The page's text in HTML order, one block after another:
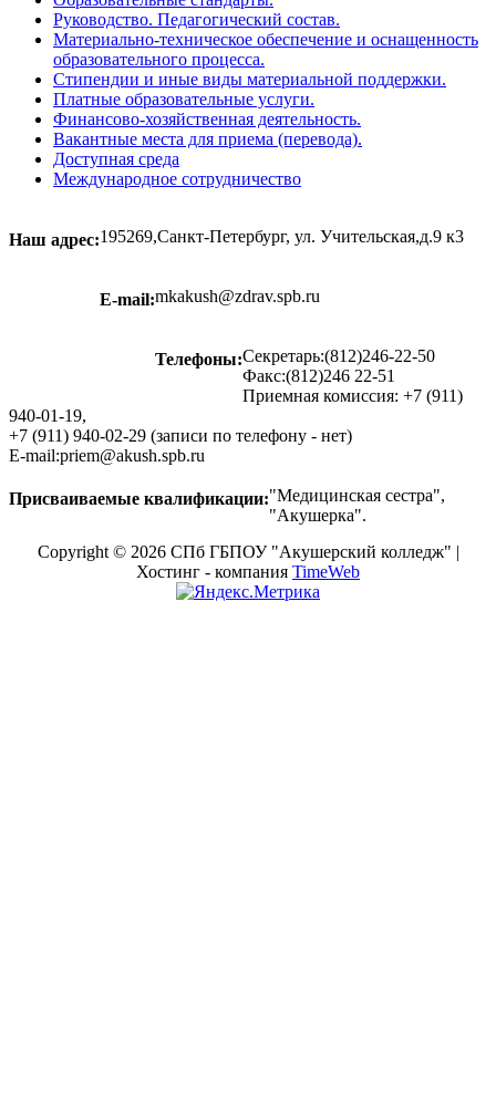
Руководство. Педагогический состав.
Материально-техническое обеспечение и оснащенность
образовательного процесса.
Стипендии и иные виды материальной поддержки.
Платные образовательные услуги.
Финансово-хозяйственная деятельность.
Вакантные места для приема (перевода).
Доступная среда
Международное сотрудничество
Наш адрес:195269,Санкт-Петербург, ул. Учительская,д.9 к3
E-mail:mkakush@zdrav.spb.ru
Телефоны:Секретарь:(812)246-22-50
Факс:(812)246 22-51
Приемная комиссия: +7 (911)
940-01-19,
+7 (911) 940-02-29 (записи по телефону - нет)
E-mail:priem@akush.spb.ru
Присваиваемые квалификации:"Медицинская сестра",
"Акушерка".
Copyright © 2026 СПб ГБПОУ "Акушерский колледж" |
Хостинг - компания TimeWeb